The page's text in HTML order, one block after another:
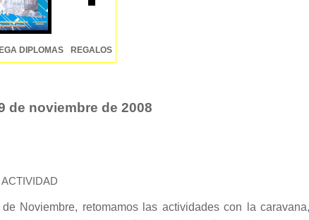
DIPLOMAS REGALOS
de noviembre de 2008
Noviembre, retomamos las actividades con la caravana,